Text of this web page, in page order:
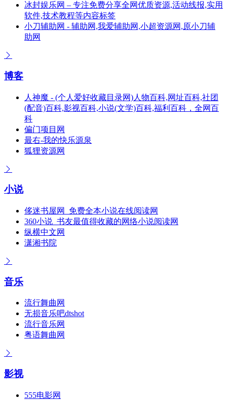
冰封娱乐网 – 专注免费分享全网优质资源,活动线报,实用
软件,技术教程等内容标签
小刀辅助网 - 辅助网,我爱辅助网,小超资源网,原小刀辅
助网
博客
人神魔 - (个人爱好收藏目录网)人物百科,网址百科,社团
(配音)百科,影视百科,小说(文学)百科,福利百科，全网百
科
偏门项目网
最右-我的快乐源泉
狐狸资源网
小说
侈迷书屋网_免费全本小说在线阅读网
360小说_书友最值得收藏的网络小说阅读网
纵横中文网
潇湘书院
音乐
流行舞曲网
无损音乐吧dtshot
流行音乐网
粤语舞曲网
影视
555电影网